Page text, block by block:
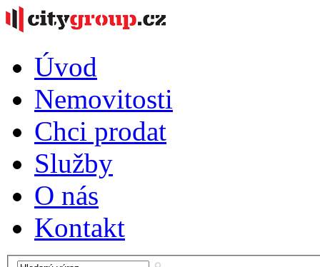
Úvod
Nemovitosti
Chci prodat
Služby
O nás
Kontakt